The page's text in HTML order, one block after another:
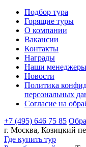
Подбор тура
Горящие туры
О компании
Вакансии
Контакты
Награды
Наши менеджеры
Новости
Политика
персональных
Согласие на
+7 (495) 646 75 85
г. Москва, Козицкий
Где купить тур